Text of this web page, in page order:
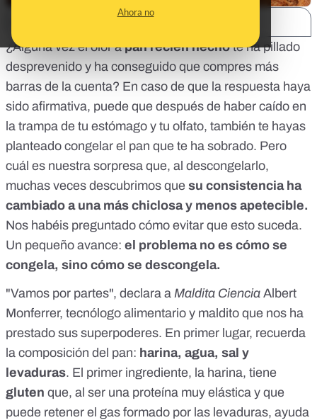
Ahora no
¿Alguna vez el olor apan recién hechote ha pillado
desprevenido y ha conseguido que compres más
barras de la cuenta? En caso de que la respuesta haya
sido afirmativa, puede que después de haber caído en
la trampa de tu estómago y tu olfato, también te hayas
planteado congelar el pan que te ha sobrado. Pero
cuál es nuestra sorpresa que, al descongelarlo,
muchas veces descubrimos que su consistencia ha
cambiado a una más chiclosa y menos apetecible.
Nos habéis preguntado cómo evitar que esto suceda.
Un pequeño avance: el problema no es cómo se
congela, sino cómo se descongela.
"Vamos por partes", declara a Maldita Ciencia Albert
Monferrer, tecnólogo alimentario y maldito que nos ha
prestado sus superpoderes. En primer lugar, recuerda
la composición del pan: harina, agua, sal y
levaduras. El primer ingrediente, la harina, tiene
gluten que, al ser una proteína muy elástica y que
puede retener el gas formado por las levaduras, ayuda